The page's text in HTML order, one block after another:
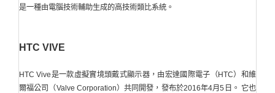
是一種由電腦技術輔助生成的高技術類比系統。
HTC VIVE
HTC Vive是一款虛擬實境頭戴式顯示器，由宏達國際電子（HTC）和維
爾福公司（Valve Corporation）共同開發，發布於2016年4月5日。 它也